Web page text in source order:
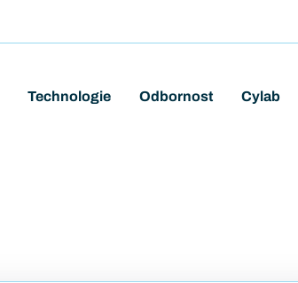
Technologie Odbornost Cylab